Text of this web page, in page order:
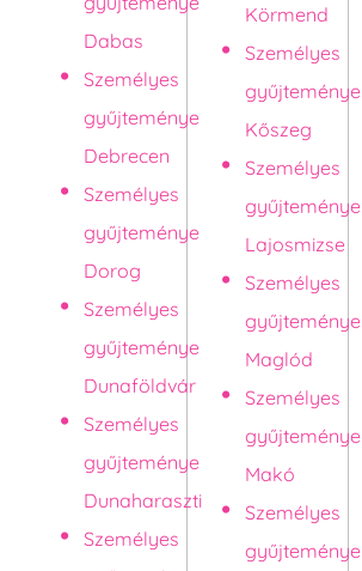
Dabas
Személyes
gyűjteménye
Debrecen
Személyes
gyűjteménye
Dorog
Személyes
gyűjteménye
Dunaföldvár
Személyes
gyűjteménye
Dunaharaszti
Személyes
Körmend
Személyes
gyűjteménye
Kőszeg
Személyes
gyűjteménye
Lajosmizse
Személyes
gyűjteménye
Maglód
Személyes
gyűjteménye
Makó
Személyes
gyűjteménye